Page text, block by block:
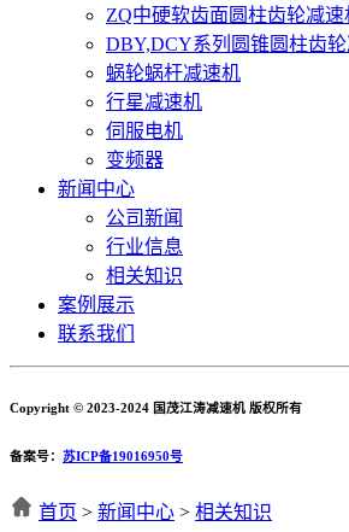
ZQ中硬软齿面圆柱齿轮减速
DBY,DCY系列圆锥圆柱齿
蜗轮蜗杆减速机
行星减速机
伺服电机
变频器
新闻中心
公司新闻
行业信息
相关知识
案例展示
联系我们
Copyright © 2023-2024 国茂江涛减速机 版权所有
备案号： 苏ICP备19016950号
首页 > 新闻中心 > 相关知识